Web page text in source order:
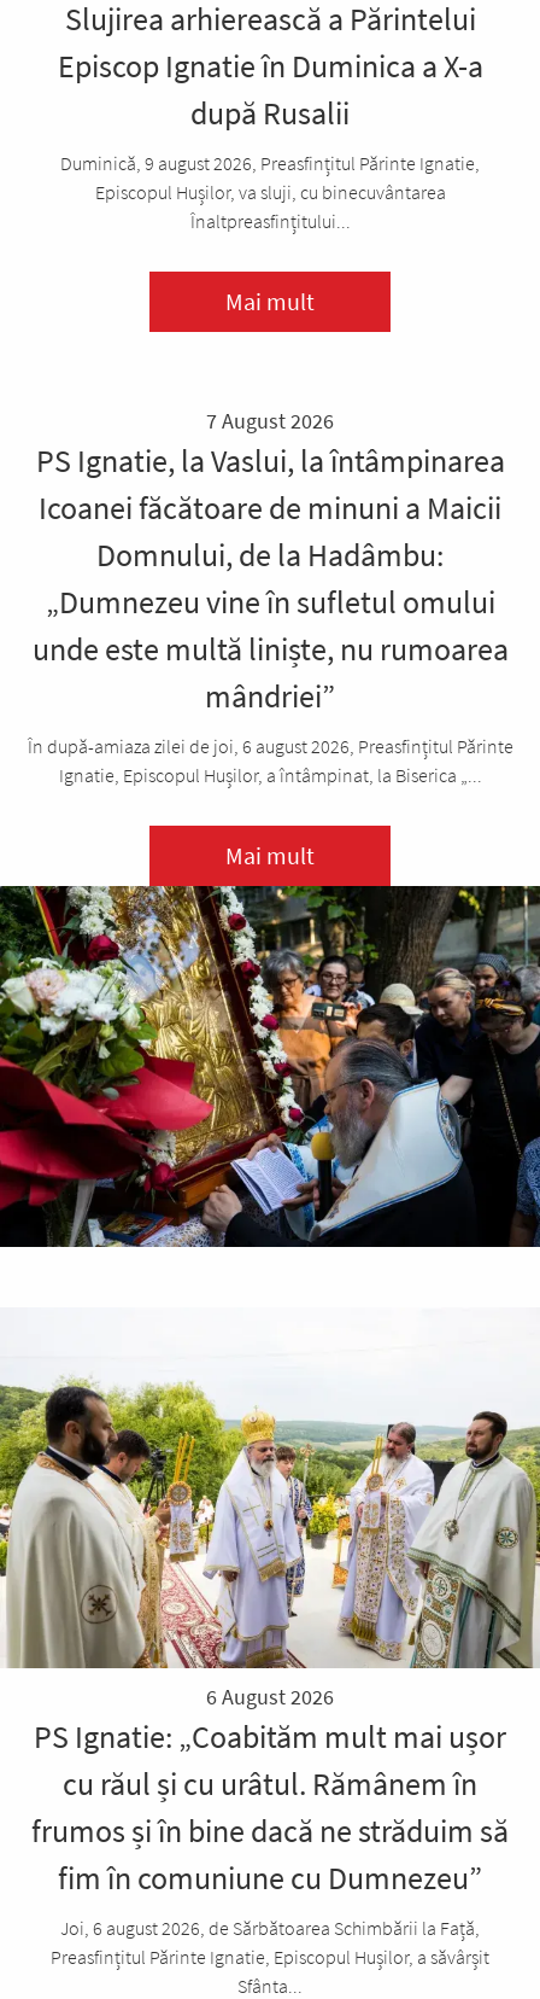
Slujirea arhierească a Părintelui
Episcop Ignatie în Duminica a X-a
după Rusalii
Duminică, 9 august 2026, Preasfințitul Părinte Ignatie,
Episcopul Hușilor, va sluji, cu binecuvântarea
Înaltpreasfințitului...
Mai mult
7 August 2026
PS Ignatie, la Vaslui, la întâmpinarea
Icoanei făcătoare de minuni a Maicii
Domnului, de la Hadâmbu:
„Dumnezeu vine în sufletul omului
unde este multă liniște, nu rumoarea
mândriei”
În după-amiaza zilei de joi, 6 august 2026, Preasfințitul Părinte
Ignatie, Episcopul Hușilor, a întâmpinat, la Biserica „...
Mai mult
6 August 2026
PS Ignatie: „Coabităm mult mai ușor
cu răul și cu urâtul. Rămânem în
frumos și în bine dacă ne străduim să
fim în comuniune cu Dumnezeu”
Joi, 6 august 2026, de Sărbătoarea Schimbării la Față,
Preasfințitul Părinte Ignatie, Episcopul Hușilor, a săvârșit
Sfânta...